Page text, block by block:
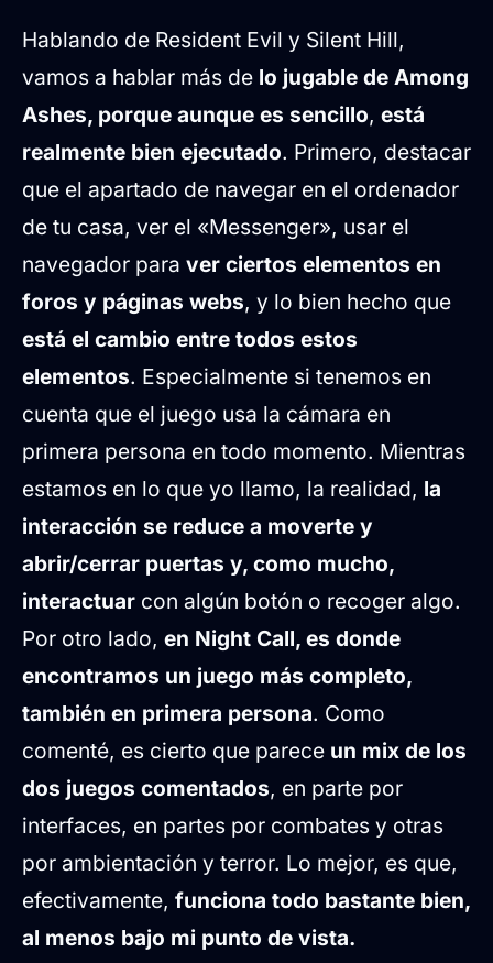
Hablando de Resident Evil y Silent Hill,
vamos a hablar más de lo jugable de Among
Ashes, porque aunque es sencillo, está
realmente bien ejecutado. Primero, destacar
que el apartado de navegar en el ordenador
de tu casa, ver el «Messenger», usar el
navegador para ver ciertos elementos en
foros y páginas webs, y lo bien hecho que
está el cambio entre todos estos
elementos. Especialmente si tenemos en
cuenta que el juego usa la cámara en
primera persona en todo momento. Mientras
estamos en lo que yo llamo, la realidad, la
interacción se reduce a moverte y
abrir/cerrar puertas y, como mucho,
interactuar con algún botón o recoger algo.
Por otro lado, en Night Call, es donde
encontramos un juego más completo,
también en primera persona. Como
comenté, es cierto que parece un mix de los
dos juegos comentados, en parte por
interfaces, en partes por combates y otras
por ambientación y terror. Lo mejor, es que,
efectivamente, funciona todo bastante bien,
al menos bajo mi punto de vista.